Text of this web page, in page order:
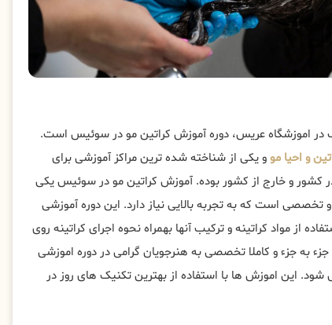
در اموزشگاه عریس، دوره آموزش کراتین مو در سوئیس است.
و احیا موو یکی از شناخته شده ترین مراکز آموزشی برای
و خارج از کشور بوده. آموزش کراتین مو در سوئیس یکی
است که به تجربه بالایی نیاز دارد. این دوره آموزشی
از مواد کراتینه و ترکیب آنها بهمراه نحوه اجرای کراتینه روی
به جزء و کاملا تخصصی به هنرجویان گرامی در دوره اموزشی
این اموزش ها با استفاده از بهترین تکنیک های روز در